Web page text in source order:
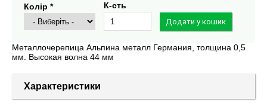
Колір * К-сть
Металлочерепица Альпина металл Германия, толщина 0,5
мм. Высокая волна 44 мм
Характеристики